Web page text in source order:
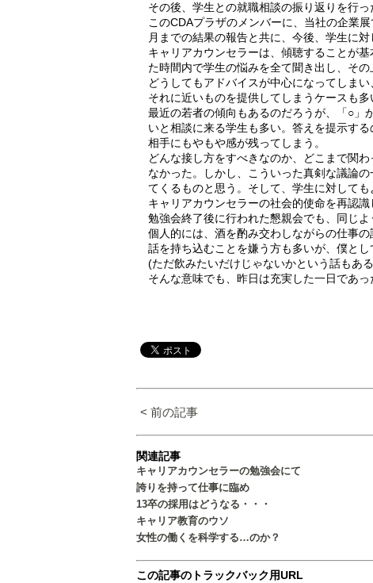
その後、学生との就職相談の振り返りを行っ
このCDAプラザのメンバーに、当社の企業
月までの結果の報告と共に、今後、学生に
キャリアカウンセラーは、傾聴することが
た時間内で学生の悩みを全て聞き出し、そ
どうしてもアドバイスが中心になってしま
それに近いものを提供してしまうケースも
最近の若者の傾向もあるのだろうが、「○」
いと相談に来る学生も多い。答えを提示す
相手にもやもや感が残ってしまう。
どんな接し方をすべきなのか、どこまで関
なかった。しかし、こういった真剣な議論
てくるものと思う。そして、学生に対しても
キャリアカウンセラーの社会的使命を再認識
勉強会終了後に行われた懇親会でも、同じよ
個人的には、酒を酌み交わしながらの仕事
話を持ち込むことを嫌う方も多いが、僕とし
(ただ飲みたいだけじゃないかという話もあ
そんな意味でも、昨日は充実した一日であっ
< 前の記事
関連記事
キャリアカウンセラーの勉強会にて
誇りを持って仕事に臨め
13卒の採用はどうなる・・・
キャリア教育のウソ
女性の働くを科学する…のか？
この記事のトラックバック用URL